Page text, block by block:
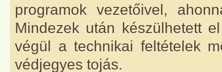
programok vezetőivel,
Mindezek után készülhetett
végül a technikai feltételek
védjegyes tojás.